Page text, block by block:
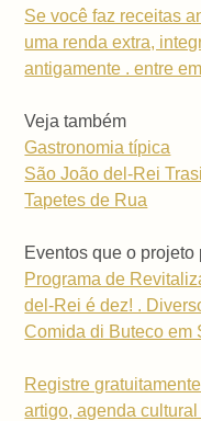
Se você faz receitas
uma renda extra,
antigamente . entre
Veja também
Gastronomia típica
São João del-Rei
Tapetes de Rua
Eventos que o projeto
Programa de
del-Rei é dez! .
Comida di Buteco em
Registre
artigo, agenda